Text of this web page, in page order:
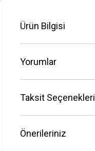
Ürün Bilgisi
Yorumlar
Taksit Seçenekleri
Önerileriniz